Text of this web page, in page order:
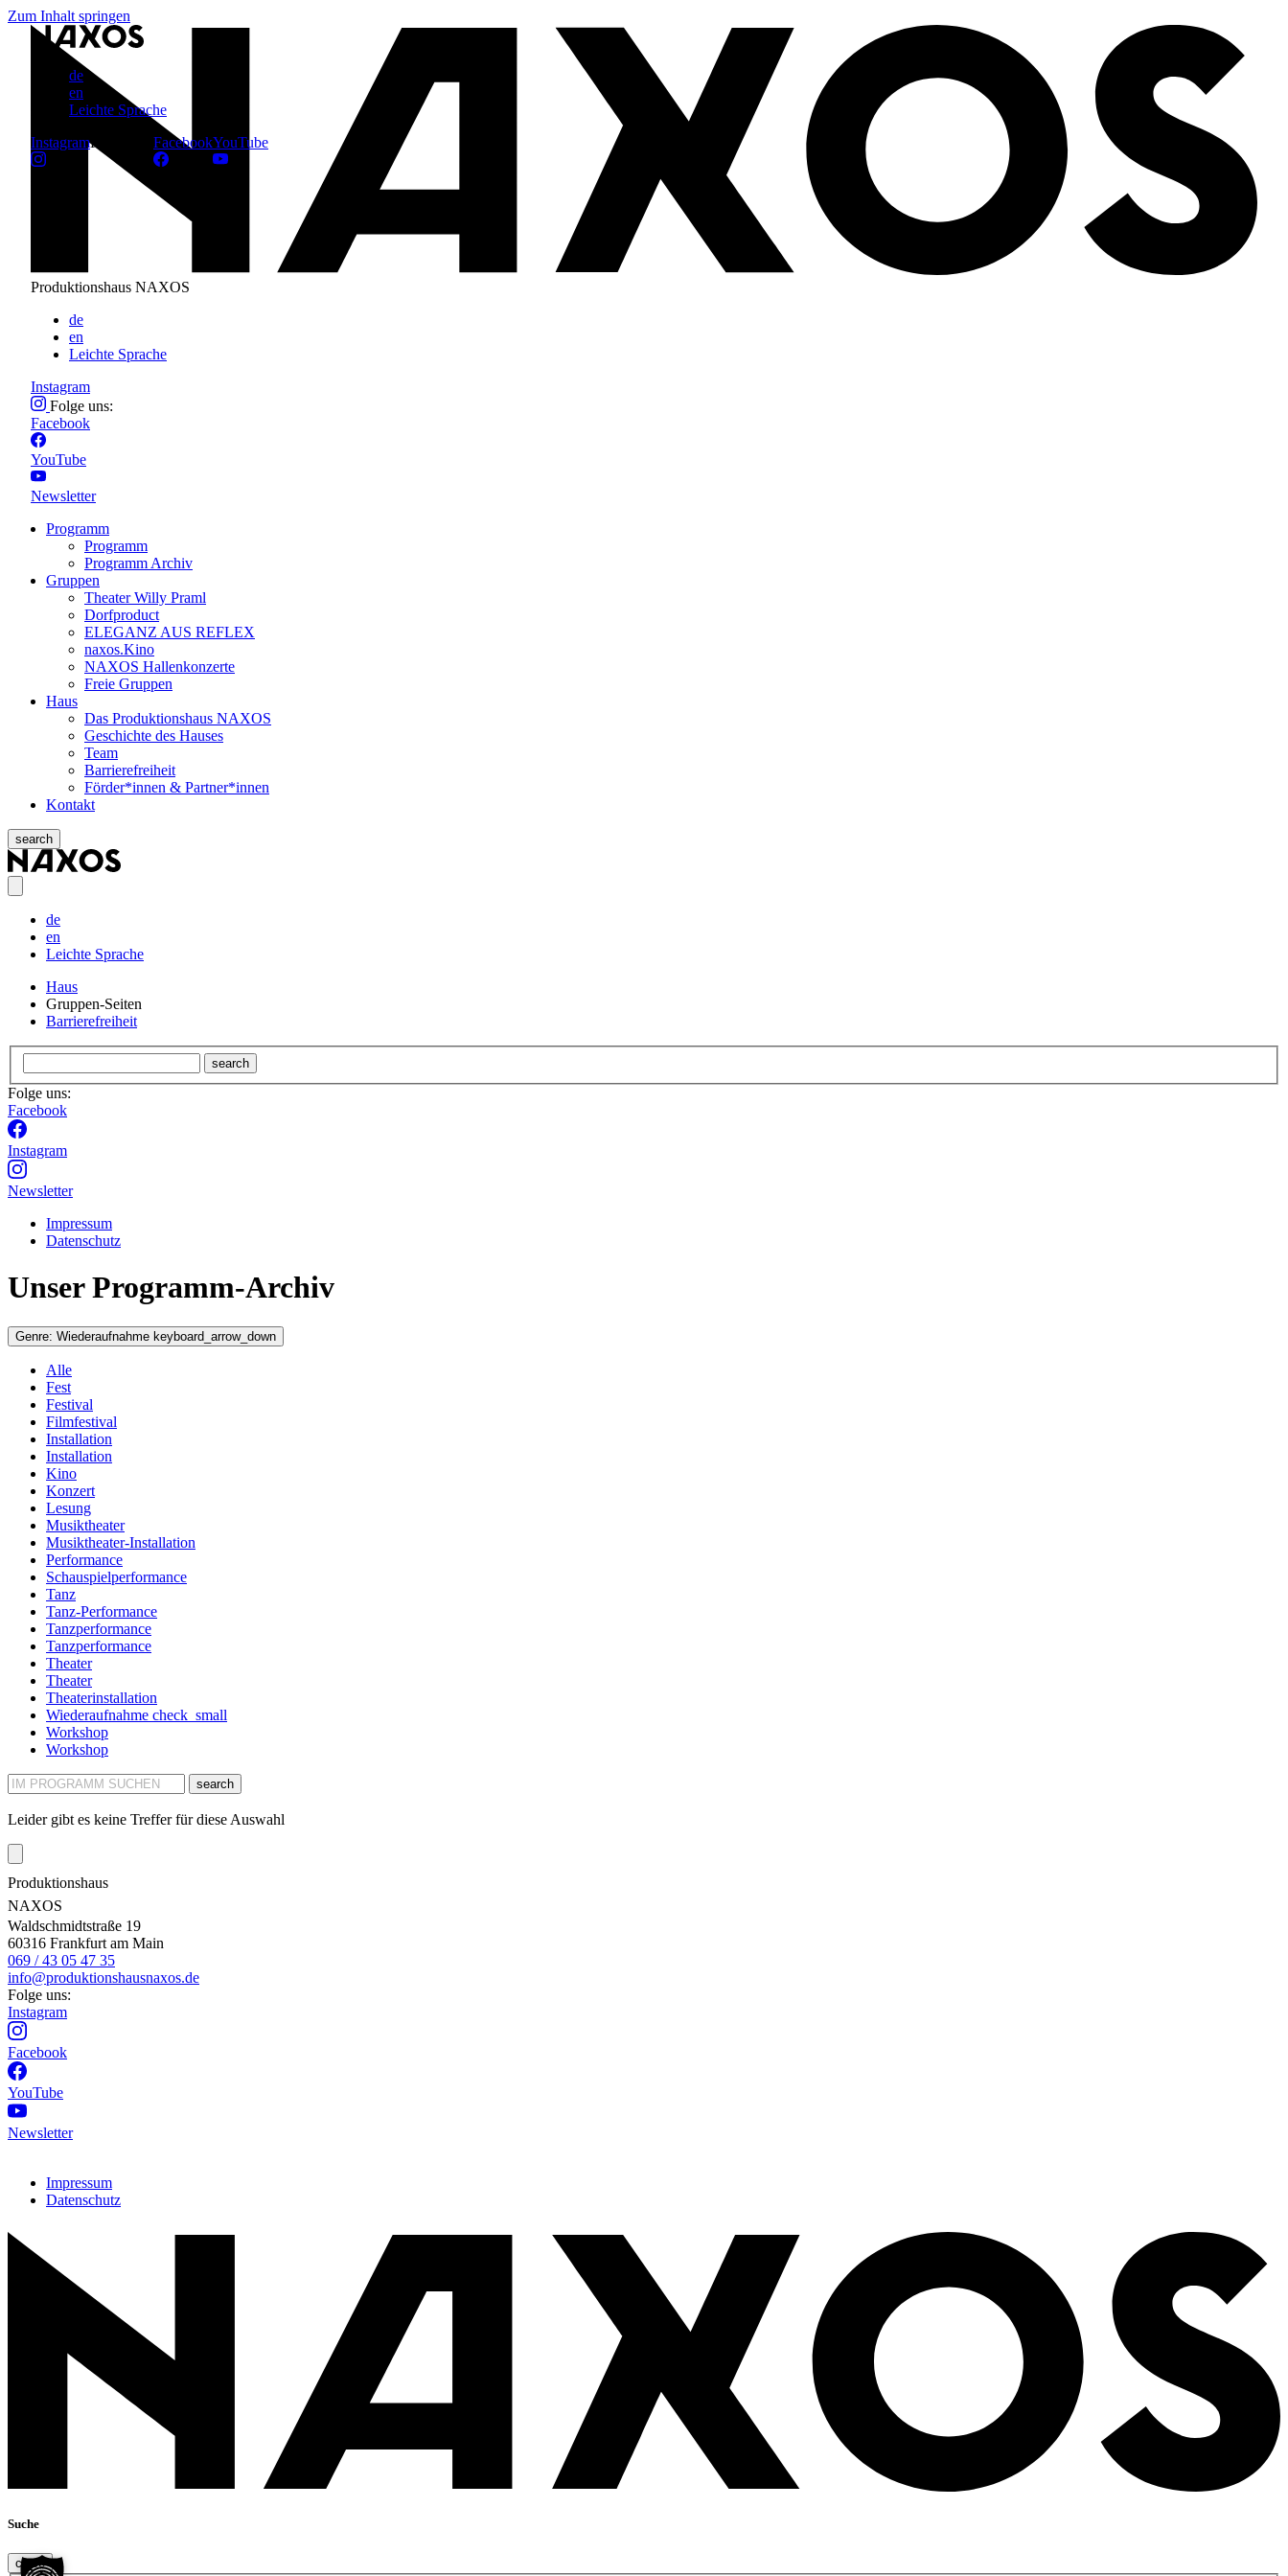
Zum Inhalt springen
de
en
Leichte Sprache
InstagramFolge uns: FacebookYouTube
Produktionshaus NAXOS
de
en
Leichte Sprache
Instagram
Folge uns:
Facebook
YouTube
Newsletter
Programm
Programm
Programm Archiv
Gruppen
Theater Willy Praml
Dorfproduct
ELEGANZ AUS REFLEX
naxos.Kino
NAXOS Hallenkonzerte
Freie Gruppen
Haus
Das Produktionshaus NAXOS
Geschichte des Hauses
Team
Barrierefreiheit
Förder*innen & Partner*innen
Kontakt
search
de
en
Leichte Sprache
Haus
Gruppen-Seiten
Barrierefreiheit
search
Folge uns:
Facebook
Instagram
Newsletter
Impressum
Datenschutz
Unser Programm-Archiv
Genre: Wiederaufnahme keyboard_arrow_down
Alle
Fest
Festival
Filmfestival
Installation
Installation
Kino
Konzert
Lesung
Musiktheater
Musiktheater-Installation
Performance
Schauspielperformance
Tanz
Tanz-Performance
Tanzperformance
Tanzperformance
Theater
Theater
Theaterinstallation
Wiederaufnahme check_small
Workshop
Workshop
search
Leider gibt es keine Treffer für diese Auswahl
Produktionshaus
NAXOS
Waldschmidtstraße 19
60316 Frankfurt am Main
069 / 43 05 47 35
info@produktionshausnaxos.de
Folge uns:
Instagram
Facebook
YouTube
Newsletter
Impressum
Datenschutz
Suche
close